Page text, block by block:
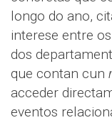
longo do ano,
interese entre
dos
que contan cun
acceder
eventos